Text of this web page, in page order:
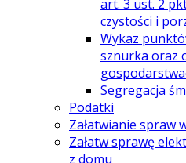
art. 3 ust. 2
czystości i
Wykaz
sznurka oraz
Segregacja
Podatki
Załatwianie spraw
Załatw sprawę
z domu